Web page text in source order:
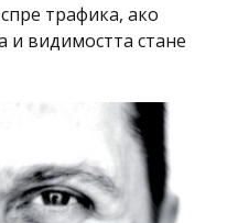
трафика, ако
и видимостта стане